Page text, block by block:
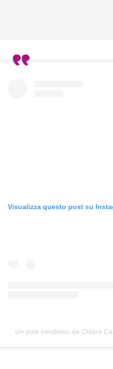
Visualizza questo post su
Un post condiviso da Chiara